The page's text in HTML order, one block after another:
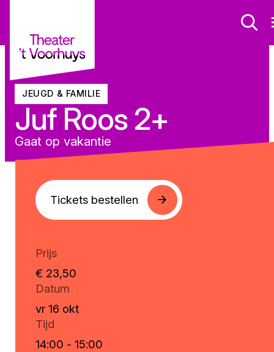
Juf Roos 2+
Gaat op vakantie
JEUGD & FAMILIE
Tickets bestellen
Prijs
€ 23,50
Datum
vr 16 okt
Tijd
14:00 - 15:00